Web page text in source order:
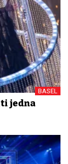
BASEL
jedna